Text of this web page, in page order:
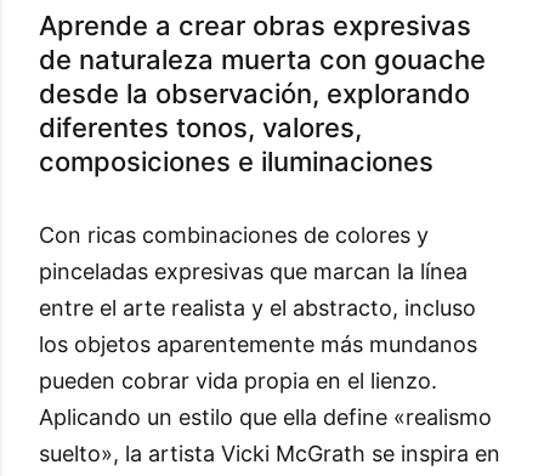
Aprende a crear obras expresivas
de naturaleza muerta con gouache
desde la observación, explorando
diferentes tonos, valores,
composiciones e iluminaciones
Con ricas combinaciones de colores y
pinceladas expresivas que marcan la línea
entre el arte realista y el abstracto, incluso
los objetos aparentemente más mundanos
pueden cobrar vida propia en el lienzo.
Aplicando un estilo que ella define «realismo
suelto», la artista Vicki McGrath se inspira en